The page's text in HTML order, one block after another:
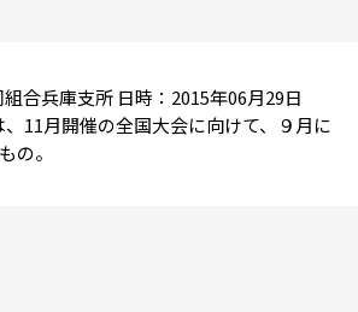
合兵庫支所 日時：2015年06月29日
11月開催の全国大会に向けて、９月に
の。